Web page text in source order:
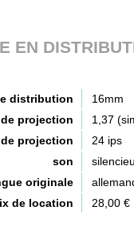
EN
distribution
16mm
projection
1,37
projection
24 ips
son
originale
de location
28,00 €